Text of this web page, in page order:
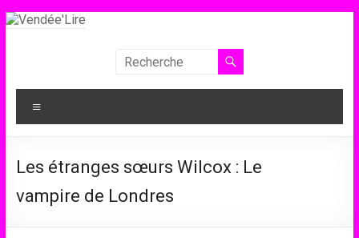
Aller
Vendée'Lire
Le
prix
collégiens
Vendée
Les étranges sœurs Wilcox : Le
vampire de Londres